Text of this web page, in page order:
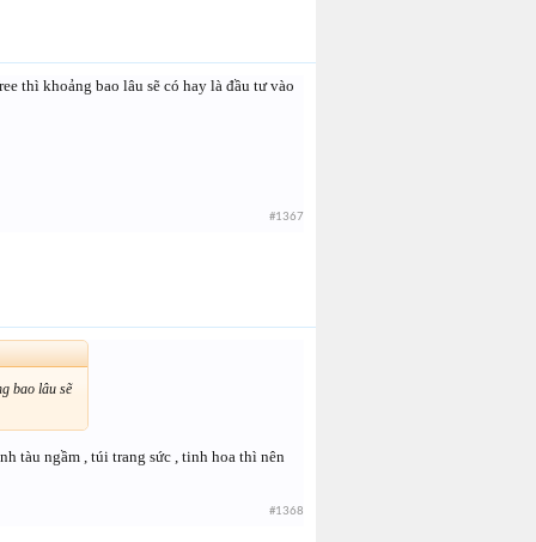
thì khoảng bao lâu sẽ có hay là đầu tư vào
#1367
bao lâu sẽ
tàu ngầm , túi trang sức , tinh hoa thì nên
#1368